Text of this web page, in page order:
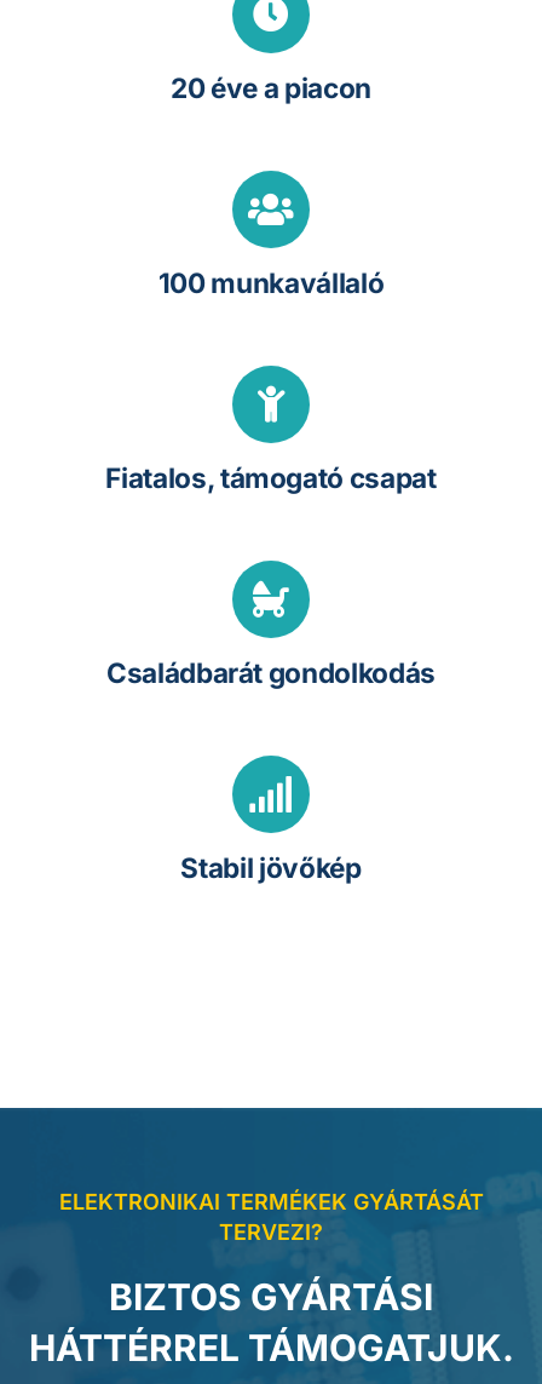
20 éve a piacon
100 munkavállaló
Fiatalos, támogató csapat
Családbarát gondolkodás
Stabil jövőkép
ELEKTRONIKAI TERMÉKEK GYÁRTÁSÁT
TERVEZI?
BIZTOS GYÁRTÁSI
HÁTTÉRREL TÁMOGATJUK.